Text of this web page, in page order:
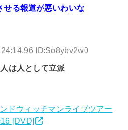
せる報道が悪いわいな
ID:So8ybv2w0
は人として立派
ドウィッチマンライブツアー
[DVD]